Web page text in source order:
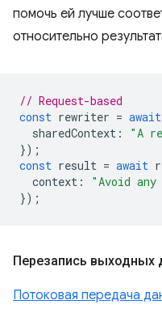
помочь ей лучше
относительно
// Request-based
const rewriter = await
sharedContext :
"A
});
const result = await
context :
"Avoid
});
Перезапись выходных
Потоковая передача